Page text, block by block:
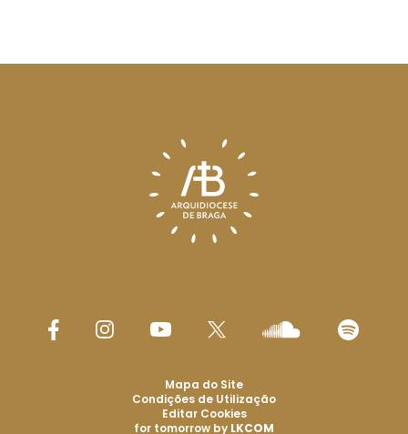
Mapa do Site
Condições de Utilização
Editar Cookies
for tomorrow by LKCOM